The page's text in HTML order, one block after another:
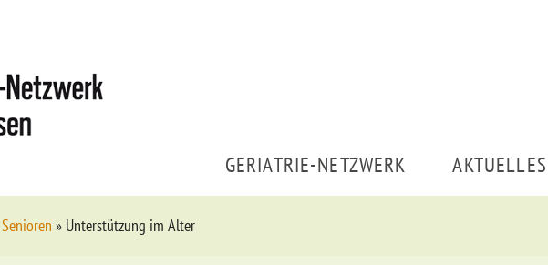
GERIATRIE-NETZWERK AKTUELLES
Senioren » Unterstützung im Alter